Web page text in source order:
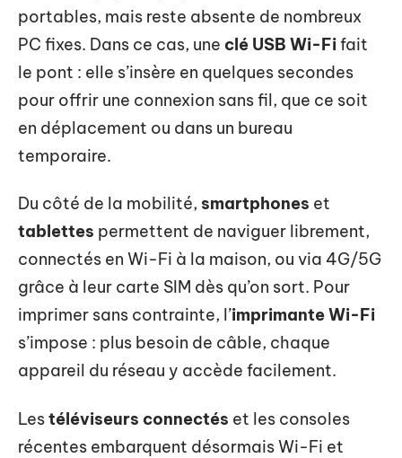
portables, mais reste absente de nombreux
PC fixes. Dans ce cas, une clé USB Wi-Fifait
le pont : elle s’insère en quelques secondes
pour offrir une connexion sans fil, que ce soit
en déplacement ou dans un bureau
temporaire.
Du côté de la mobilité, smartphones et
tablettes permettent de naviguer librement,
connectés en Wi-Fi à la maison, ou via 4G/5G
grâce à leur carte SIM dès qu’on sort. Pour
imprimer sans contrainte, l’imprimante Wi-Fi
s’impose : plus besoin de câble, chaque
appareil du réseau y accède facilement.
Lestéléviseurs connectés et les consoles
récentes embarquent désormais Wi-Fi et